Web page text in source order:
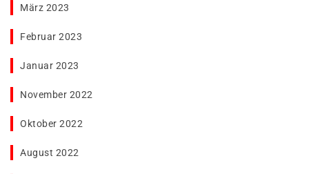
März 2023
Februar 2023
Januar 2023
November 2022
Oktober 2022
August 2022